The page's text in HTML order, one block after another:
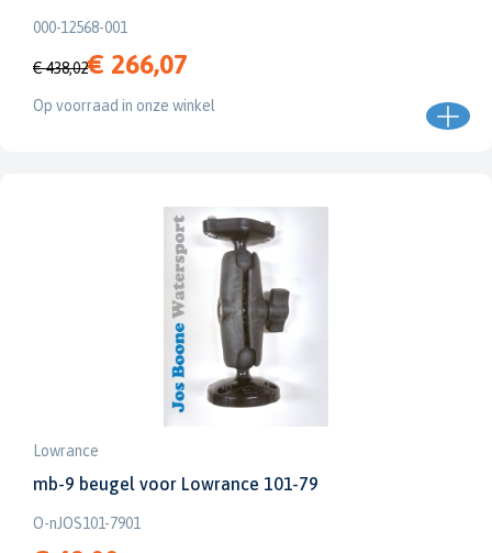
000-12568-001
€ 438,02€ 266,07
Op voorraad in onze winkel
Lowrance
mb-9 beugel voor Lowrance 101-79
O-nJOS101-7901